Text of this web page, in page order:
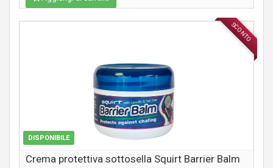
SCONTO
DISPONIBILE
INTEGRATORI
Crema protettiva sottosella Squirt Barrier Balm